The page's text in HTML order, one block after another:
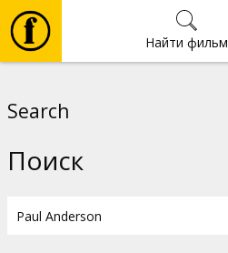
Найти фильм
Search
Поиск